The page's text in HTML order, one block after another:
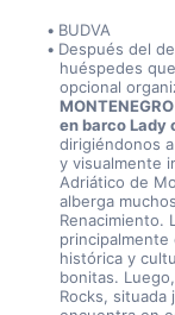
BUDVA
Después del
huéspedes
opcional
en barco Lady
dirigiéndonos
y visualmente
Adriático de
alberga
Renacimiento.
principalmente
histórica y
bonitas.
Rocks,